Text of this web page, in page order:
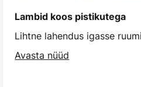
Lambid koos pistikutega
Lihtne lahendus igasse
Avasta nüüd